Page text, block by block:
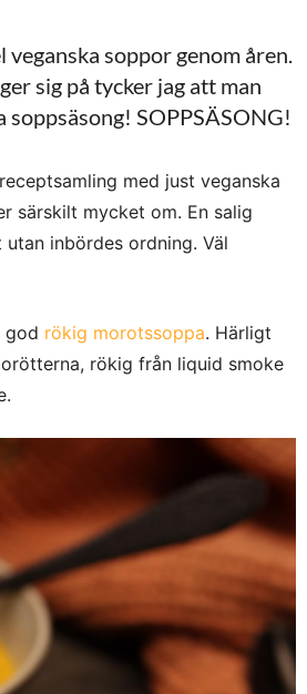
soppor genom åren.
sig på tycker jag att man
SOPPSÄSONG!
med just veganska
särskilt mycket om. En salig
inbördes ordning. Väl
god rökig morotssoppa. Härligt
rökig från liquid smoke